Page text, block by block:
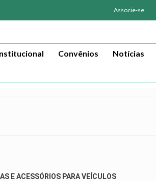
Associe-se
Convênios Notícias
E ACESSÓRIOS PARA VEÍCULOS